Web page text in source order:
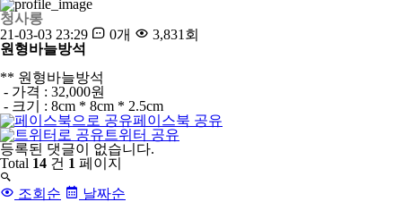
청사롱
21-03-03 23:29
0개
3,831회
원형바늘방석
** 원형바늘방석
- 가격 : 32,000원
- 크기 : 8cm * 8cm * 2.5cm
페이스북 공유
트위터 공유
댓
글
목
록
등록된 댓글이 없습니다.
Total 14 건 1 페이지
조회순
날짜순